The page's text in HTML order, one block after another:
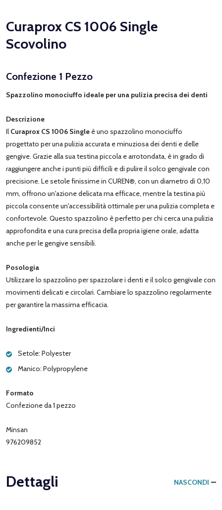
Curaprox CS 1006 Single
Scovolino
Confezione 1 Pezzo
Spazzolino monociuffo ideale per una pulizia precisa dei denti
Descrizione
Il Curaprox CS 1006 Single è uno spazzolino monociuffo
progettato per una pulizia accurata e minuziosa dei denti e delle
gengive. Grazie alla sua testina piccola e arrotondata, è in grado di
raggiungere anche i punti più difficili e di pulire il solco gengivale con
precisione. Le setole finissime in CUREN®, con un diametro di 0,10
mm, offrono un'azione delicata ma efficace, mentre la testina più
piccola consente un'accessibilità ottimale per una pulizia completa e
confortevole. Questo spazzolino è perfetto per chi cerca una pulizia
approfondita e una cura precisa della propria igiene orale, adatta
anche per le gengive sensibili.
Posologia
Utilizzare lo spazzolino per spazzolare i denti e il solco gengivale con
movimenti delicati e circolari. Cambiare lo spazzolino regolarmente
per garantire la massima efficacia.
Ingredienti/Inci
Setole: Polyester
Manico: Polypropylene
Formato
Confezione da 1 pezzo
Minsan
976209852
Dettagli NASCONDI